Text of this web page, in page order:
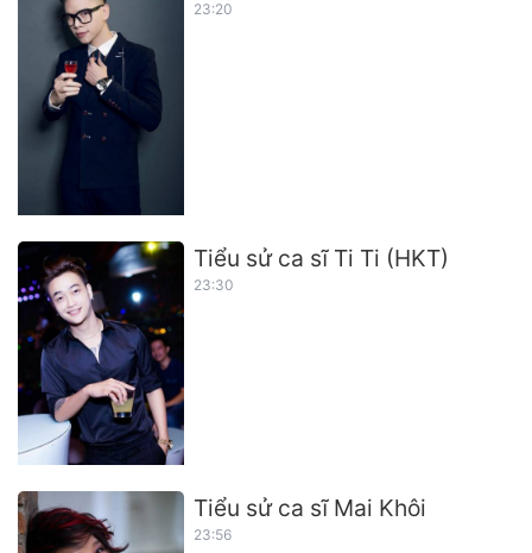
23:20
Tiểu sử ca sĩ Ti Ti (HKT)
23:30
Tiểu sử ca sĩ Mai Khôi
23:56